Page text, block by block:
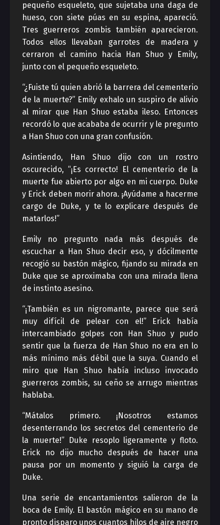
pequeño esqueleto, que sujetaba una daga de
hueso, con siete púas en su espina, apareció.
Tres guerreros zombis también aparecieron.
Todos ellos llevaban garrotes de madera y
cerraron el camino hacia Han Shuo y Emily,
junto con el pequeño esqueleto.
“¿Fuiste tú quien abrió la barrera del cementerio
de la muerte?” Emily exhalo un suspiro de alivio
al mirar que Han Shuo estaba ileso. Entonces
recordó lo que acababa de ocurrir y le pregunto
a Han Shuo con una gran confusión.
Asintiendo, Han Shuo dijo con un rostro
oscurecido, “¡Es correcto! El cementerio de la
muerte fue abierto por algo en mi cuerpo. Duke
y Erick deben morir ahora. ¡Ayúdame a hacerme
cargo de Duke, y te lo explicare después de
matarlos!”
Emily no pregunto nada más después de
escuchar a Han Shuo decir eso, y dócilmente
recogió su bastón mágico, fijando su mirada en
Duke que se aproximaba con una mirada llena
de instinto asesino.
“¡También es un nigromante, parece que será
muy difícil de pelear con el!” Erick había
intercambiado golpes con Han Shuo y pudo
sentir que la fuerza de Han Shuo no era en lo
más mínimo más débil que la suya. Cuando el
miro que Han Shuo había incluso invocado
guerreros zombis, su ceño se arrugo mientras
hablaba.
“Mátalos primero. ¡Nosotros estamos
desenterrando los secretos del cementerio de
la muerte!” Duke resoplo ligeramente y floto.
Erick no dijo mucho después de hacer una
pausa por un momento y siguió la carga de
Duke.
Una serie de encantamientos salieron de la
boca de Emily. El bastón mágico en su mano de
pronto disparo unos cuantos hilos de aire negro